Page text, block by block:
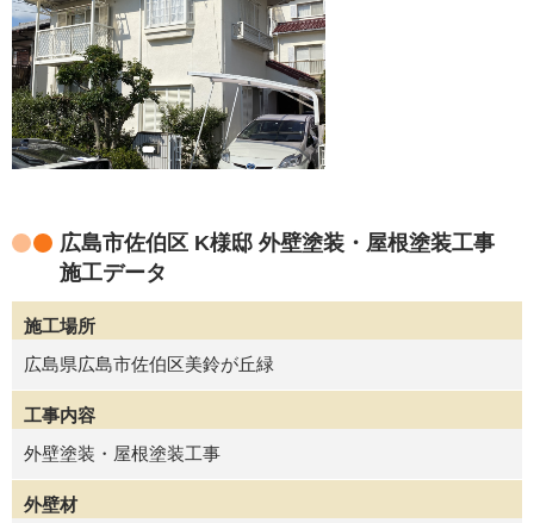
広島市佐伯区 K様邸 外壁塗装・屋根塗装工事
施工データ
施工場所
広島県広島市佐伯区美鈴が丘緑
工事内容
外壁塗装・屋根塗装工事
外壁材